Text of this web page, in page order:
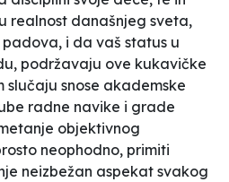
realnost današnjeg sveta,
i da vaš status u
podržavaju ove kukavičke
slučaju snose akademske
radne navike i grade
objektivnog
neophodno, primiti
neizbežan aspekat svakog